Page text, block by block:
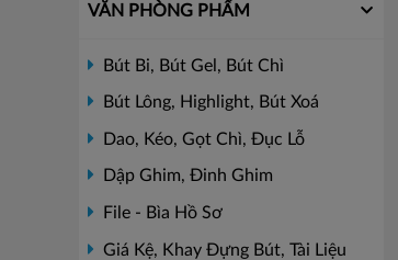
VĂN PHÒNG PHẨM
Bút Bi, Bút Gel, Bút Chì
Bút Lông, Highlight, Bút Xoá
Dao, Kéo, Gọt Chì, Đục Lỗ
Dập Ghim, Đinh Ghim
File - Bìa Hồ Sơ
Giá Kệ, Khay Đựng Bút, Tài Liệu